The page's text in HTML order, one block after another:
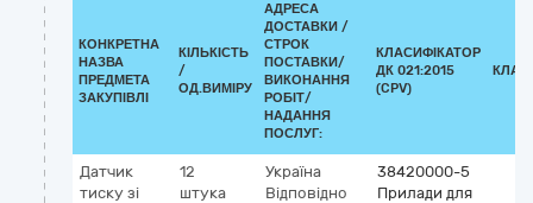
КОНКРЕТНА
НАЗВА
ПРЕДМЕТА
ЗАКУПІВЛІ
КІЛЬКІСТЬ
/
ОД.ВИМІРУ
АДРЕСА
ДОСТАВКИ /
СТРОК
ПОСТАВКИ/
ВИКОНАННЯ
РОБІТ/
НАДАННЯ
ПОСЛУГ:
КЛАСИФІКАТОР
ДК 021:2015
(CPV)
Датчик
тиску зі
12
штука
Україна
Відповідно
38420000-5
Прилади для